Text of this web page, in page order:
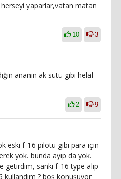
yaparlar,vatan matan
10 3
ananın ak sütü gibi helal
2 9
eski f-16 pilotu gibi para için
yok. bunda ayıp da yok.
getirdim, sanki f-16 type alıp
? boş konuşuyor